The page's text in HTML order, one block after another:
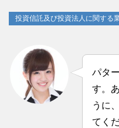
投資信託及び投資法人に関する
パタ
す。
うに
てく